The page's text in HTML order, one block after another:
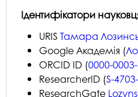
Ідентифікатори
URIS Тамара
Google Академія (
ORCID ID (0000-
ResearcherID (S-
ResearchGate